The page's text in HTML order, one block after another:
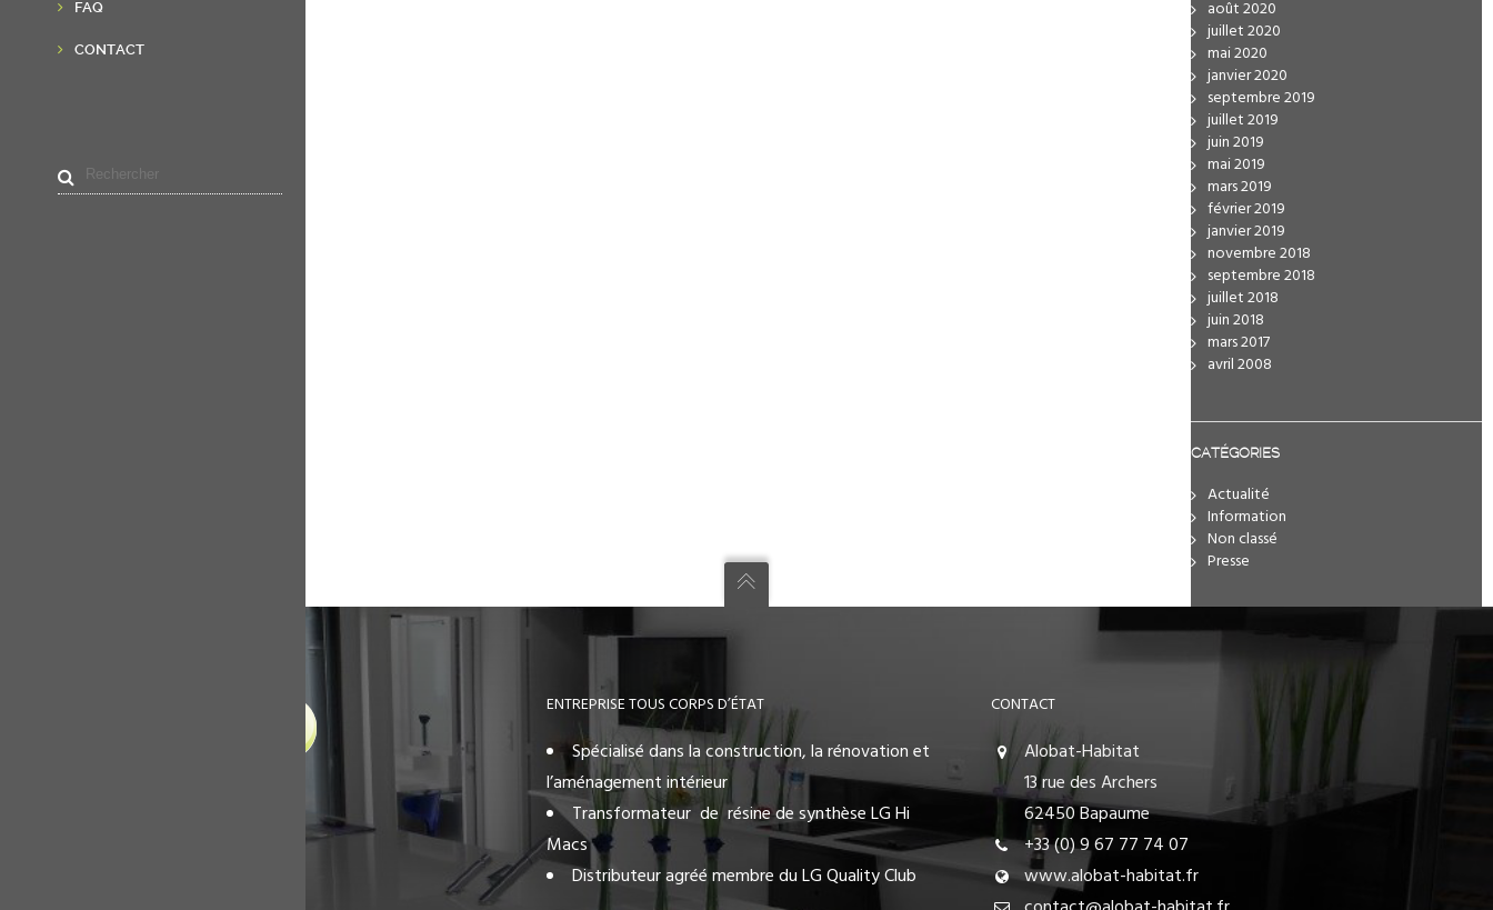
FAQ
CONTACT
août 2020
juillet 2020
mai 2020
janvier 2020
septembre 2019
juillet 2019
juin 2019
mai 2019
mars 2019
février 2019
janvier 2019
novembre 2018
septembre 2018
juillet 2018
juin 2018
mars 2017
avril 2008
CATÉGORIES
Actualité
Information
Non classé
Presse
ENTREPRISE TOUS CORPS D’ÉTAT
Spécialisé dans la construction, la rénovation et
l’aménagement intérieur
Transformateur de résine de synthèse LG Hi
Macs
Distributeur agréé membre du LG Quality Club
CONTACT
Alobat-Habitat
13 rue des Archers
62450 Bapaume
+33 (0) 9 67 77 74 07
www.alobat-habitat.fr